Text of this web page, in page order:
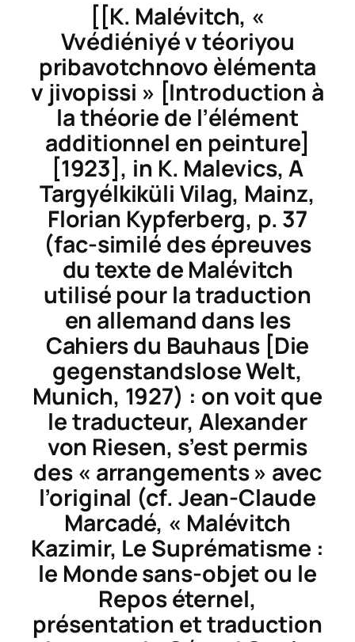
[ [K. Malévitch, «
Vvédiéniyé v téoriyou
pribavotchnovo èlémenta
v jivopissi » [Introduction à
la théorie de l’élément
additionnel en peinture]
[1923], in K. Malevics, A
Targyélkiküli Vilag, Mainz,
Florian Kypferberg, p. 37
(fac-similé des épreuves
du texte de Malévitch
utilisé pour la traduction
en allemand dans les
Cahiers du Bauhaus [Die
gegenstandslose Welt,
Munich, 1927) : on voit que
le traducteur, Alexander
von Riesen, s’est permis
des « arrangements » avec
l’original (cf. Jean-Claude
Marcadé, « Malévitch
Kazimir, Le Suprématisme :
le Monde sans-objet ou le
Repos éternel,
présentation et traduction